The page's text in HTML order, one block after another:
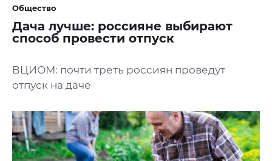
Общество
Дача лучше: россияне выбирают
способ провести отпуск
ВЦИОМ: почти треть россиян проведут
отпуск на даче